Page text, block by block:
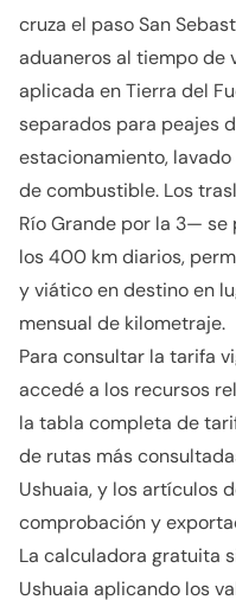
cruza el paso San
aduaneros al tiempo de
aplicada en Tierra del
separados para peajes
estacionamiento,
de combustible. Los
Río Grande por la 3—
los 400 km diarios,
y viático en destino en
mensual de kilometraje.
Para consultar la tarifa
accedé a los recursos
la tabla completa de
de rutas más
Ushuaia, y los artículos
comprobación y
La calculadora gratuita
Ushuaia aplicando los